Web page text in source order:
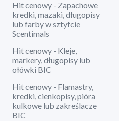
Hit cenowy - Zapachowe
kredki, mazaki, długopisy
lub farby w sztyfcie
Scentimals
Hit cenowy - Kleje,
markery, długopisy lub
ołówki BIC
Hit cenowy - Flamastry,
kredki, cienkopisy, pióra
kulkowe lub zakreślacze
BIC